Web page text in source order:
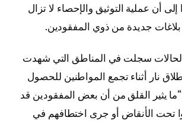
أن عملية التوثيق والإحصاء لا تزال
جديدة من ذوي المفقودين.
الحالات سجلت في المناطق التي شهدت
نار أثناء تجمع المواطنين للحصول
يثير القلق من أن بعض المفقودين قد
تحت الأنقاض أو جرى اختطافهم في